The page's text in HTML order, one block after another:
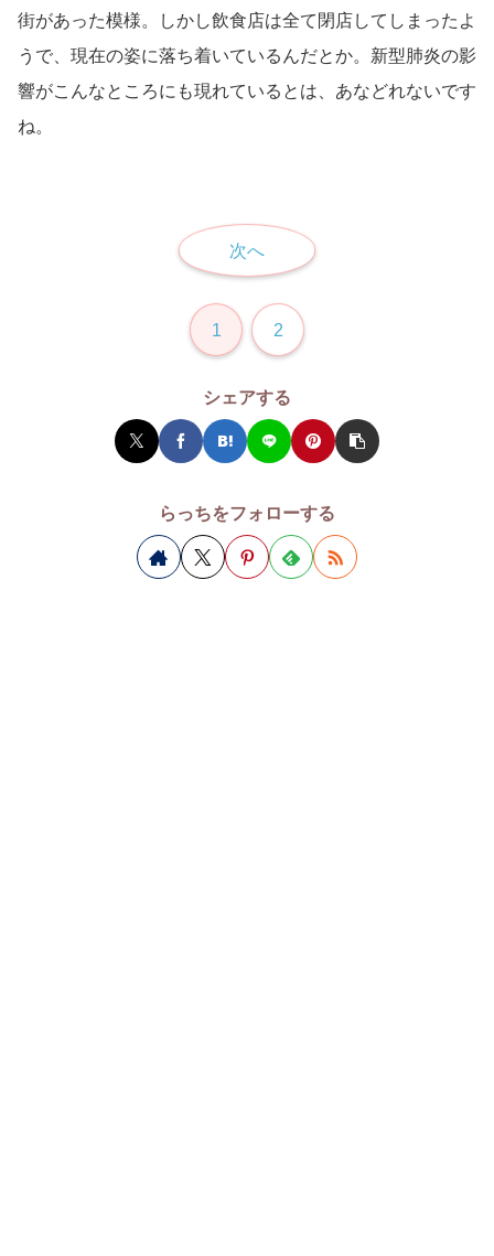
街があった模様。しかし飲食店は全て閉店してしまったよ
うで、現在の姿に落ち着いているんだとか。新型肺炎の影
響がこんなところにも現れているとは、あなどれないです
ね。
次へ
1 2
シェアする
らっちをフォローする